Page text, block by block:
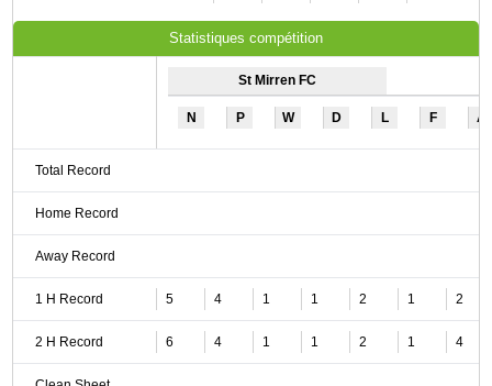
Statistiques compétition
St Mirren FC
N P W D L F A
Total Record
Home Record
Away Record
1 H Record 5 4 1 1 2 1 2
2 H Record 6 4 1 1 2 1 4